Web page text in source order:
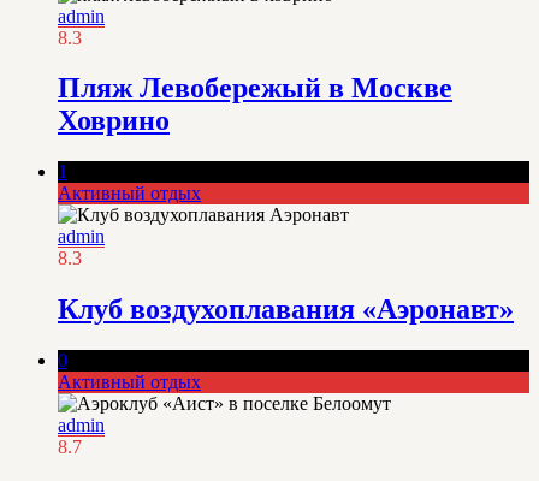
admin
8.3
Пляж Левобережый в Москве
Ховрино
1
Активный отдых
admin
8.3
Клуб воздухоплавания «Аэронавт»
0
Активный отдых
admin
8.7